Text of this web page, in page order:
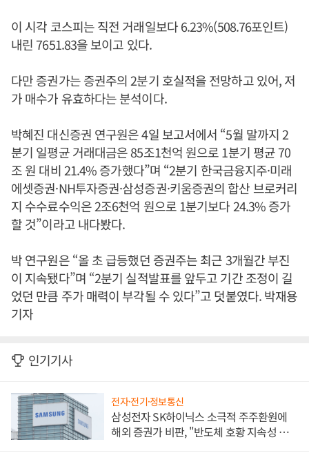
이 시각 코스피는 직전 거래일보다 6.23%(508.76포인트)
내린 7651.83을 보이고 있다.
다만 증권가는 증권주의 2분기 호실적을 전망하고 있어, 저
가 매수가 유효하다는 분석이다.
박혜진 대신증권 연구원은 4일 보고서에서 “5월 말까지 2
분기 일평균 거래대금은 85조1천억 원으로 1분기 평균 70
조 원 대비 21.4% 증가했다”며 “2분기 한국금융지주·미래
에셋증권·NH투자증권·삼성증권·키움증권의 합산 브로커리
지 수수료수익은 2조6천억 원으로 1분기보다 24.3% 증가
할 것”이라고 내다봤다.
박 연구원은 “올 초 급등했던 증권주는 최근 3개월간 부진
이 지속됐다”며 “2분기 실적발표를 앞두고 기간 조정이 길
었던 만큼 주가 매력이 부각될 수 있다”고 덧붙였다. 박재용
기자
인기기사
전자·전기·정보통신
삼성전자 SK하이닉스 소극적 주주환원에
해외 증권가 비판, "반도체 호황 지속성 의